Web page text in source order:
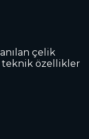
çelik
teknik özellikler